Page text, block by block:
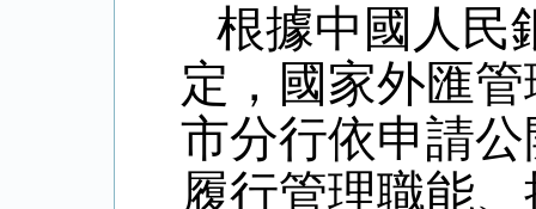
根據中國人民
定，國家外匯
市分行依申請
履行管理職能